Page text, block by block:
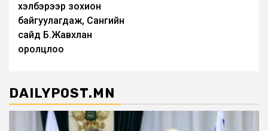
хэлбэрээр зохион
байгуулагдаж, Сангийн
сайд Б.Жавхлан
оролцлоо
DAILYPOST.MN